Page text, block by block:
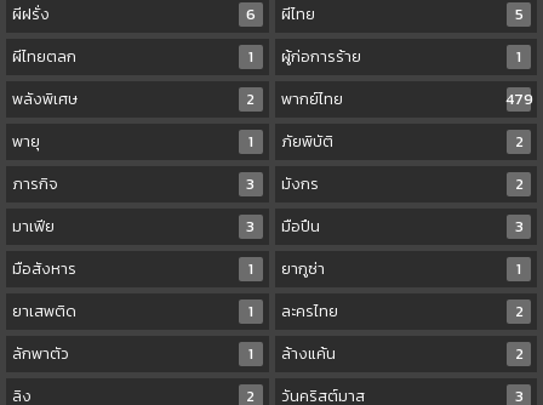
ผีฝรั่ง
6 ผีไทย
5
ผีไทยตลก
1 ผู้ก่อการร้าย
1
พลังพิเศษ
2 พากย์ไทย
479
พายุ
1 ภัยพิบัติ
2
ภารกิจ
3 มังกร
2
มาเฟีย
3 มือปืน
3
มือสังหาร
1 ยากูซ่า
1
ยาเสพติด
1 ละครไทย
2
ลักพาตัว
1 ล้างแค้น
2
ลิง
2 วันคริสต์มาส
3